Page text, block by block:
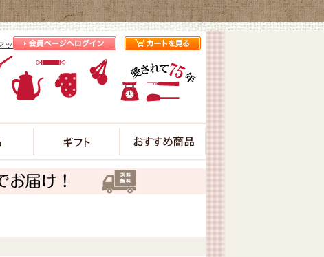
ップ